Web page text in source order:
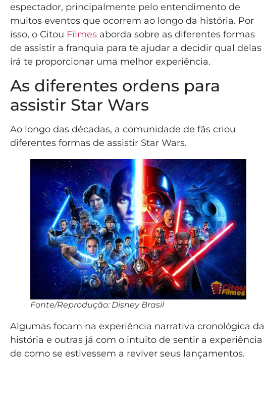
espectador, principalmente pelo entendimento de
muitos eventos que ocorrem ao longo da história. Por
isso, o Citou Filmes aborda sobre as diferentes formas
de assistir a franquia para te ajudar a decidir qual delas
irá te proporcionar uma melhor experiência.
As diferentes ordens para
assistir Star Wars
Ao longo das décadas, a comunidade de fãs criou
diferentes formas de assistir Star Wars.
Fonte/Reprodução: Disney Brasil
Algumas focam na experiência narrativa cronológica da
história e outras já com o intuito de sentir a experiência
de como se estivessem a reviver seus lançamentos.